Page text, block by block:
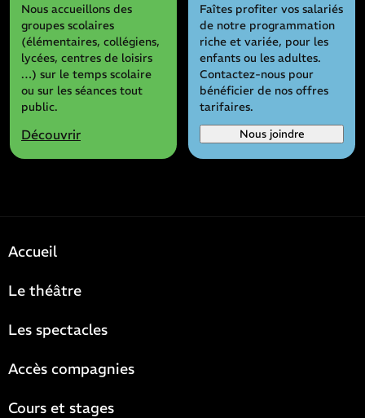
Nous accueillons des
groupes scolaires
(élémentaires, collégiens,
lycées, centres de loisirs
…) sur le temps scolaire
ou sur les séances tout
public.
Découvrir
Faîtes profiter vos salariés
de notre programmation
riche et variée, pour les
enfants ou les adultes.
Contactez-nous pour
bénéficier de nos offres
tarifaires.
Nous joindre
Accueil
Le théâtre
Les spectacles
Accès compagnies
Cours et stages